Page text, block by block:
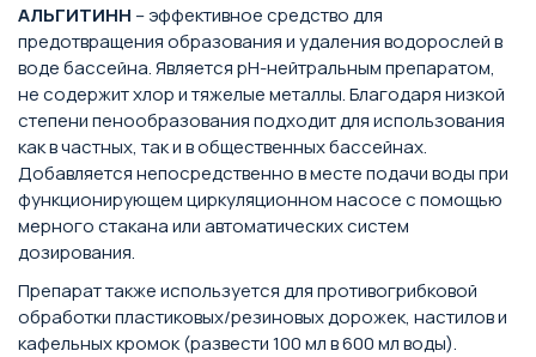
АЛЬГИТИНН – эффективное средство для
предотвращения образования и удаления водорослей в
воде бассейна. Является pH-нейтральным препаратом,
не содержит хлор и тяжелые металлы. Благодаря низкой
степени пенообразования подходит для использования
как в частных, так и в общественных бассейнах.
Добавляется непосредственно в месте подачи воды при
функционирующем циркуляционном насосе с помощью
мерного стакана или автоматических систем
дозирования.
Препарат также используется для противогрибковой
обработки пластиковых/резиновых дорожек, настилов и
кафельных кромок (развести 100 мл в 600 мл воды).